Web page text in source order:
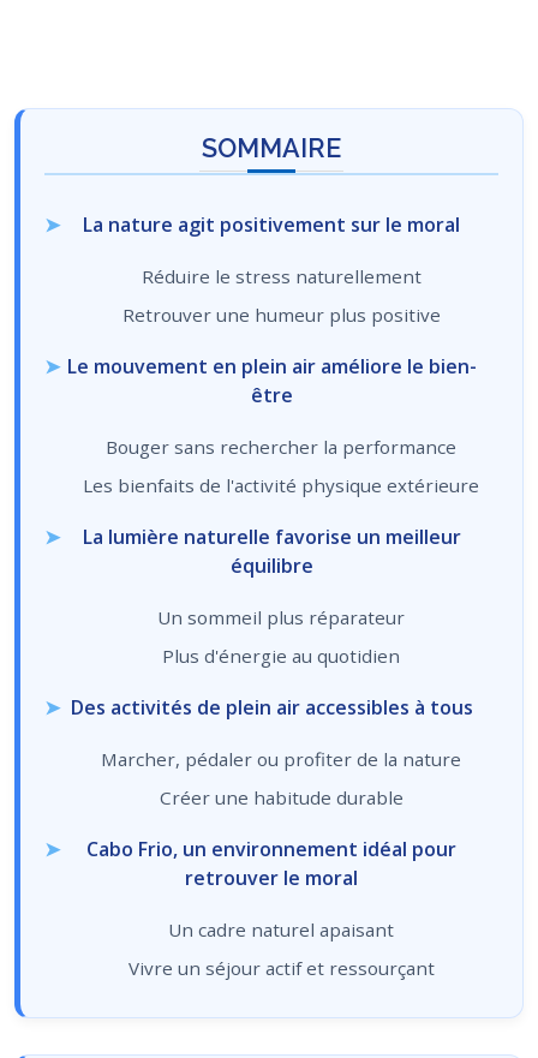
SOMMAIRE
La nature agit positivement sur le moral
Réduire le stress naturellement
Retrouver une humeur plus positive
Le mouvement en plein air améliore le bien-
être
Bouger sans rechercher la performance
Les bienfaits de l'activité physique extérieure
La lumière naturelle favorise un meilleur
équilibre
Un sommeil plus réparateur
Plus d'énergie au quotidien
Des activités de plein air accessibles à tous
Marcher, pédaler ou profiter de la nature
Créer une habitude durable
Cabo Frio, un environnement idéal pour
retrouver le moral
Un cadre naturel apaisant
Vivre un séjour actif et ressourçant